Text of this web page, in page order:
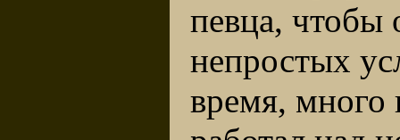
певца, чтобы
непростых
время, много